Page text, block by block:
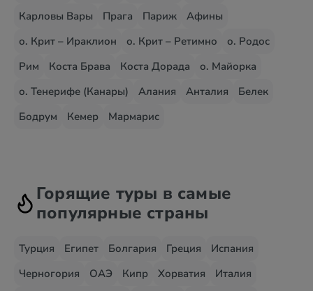
Карловы Вары
Прага Париж
Афины
о. Крит – Ираклион
о. Крит – Ретимно
о. Родос
Рим
Коста Брава Коста Дорада
о. Майорка
о. Тенерифе (Канары)
Алания Анталия
Белек
Бодрум
Кемер Мармарис
Горящие туры в самые
популярные страны
Турция Египет Болгария Греция
Испания
Черногория
ОАЭ Кипр Хорватия
Италия